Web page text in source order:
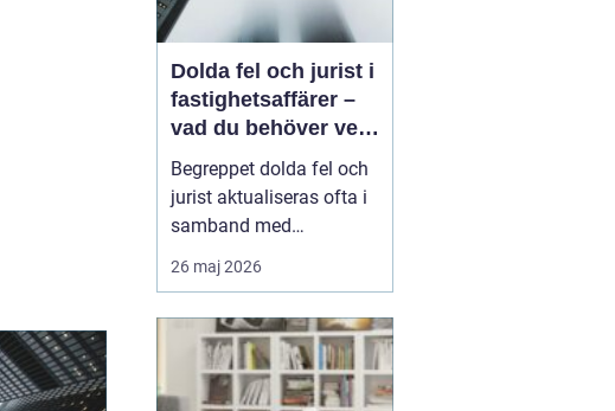
Dolda fel och jurist i
fastighetsaffärer –
vad du behöver veta
när fel upptäcks
Begreppet dolda fel och
jurist aktualiseras ofta i
samband med
fastighetsköp där
köparen efter tillträdet
inte var synliga vid
besiktning. Det kan
handla om fukt,
26 maj 2026